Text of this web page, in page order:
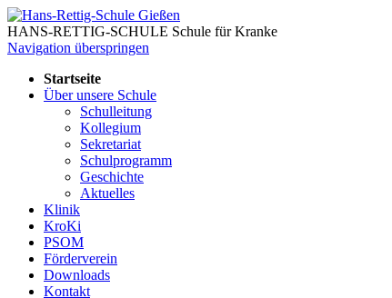
HANS-RETTIG-SCHULE Schule für Kranke
Navigation überspringen
Startseite
Über unsere Schule
Schulleitung
Kollegium
Sekretariat
Schulprogramm
Geschichte
Aktuelles
Klinik
KroKi
PSOM
Förderverein
Downloads
Kontakt